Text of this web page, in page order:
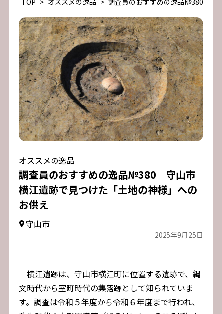
TOP > オススメの逸品 > 調査員のおすすめの逸品№380 守
オススメの逸品
調査員のおすすめの逸品№380 守山市
横江遺跡で見つけた「土地の神様」への
お供え
守山市
2025年9月25日
横江遺跡は、守山市横江町に位置する遺跡で、縄
文時代から室町時代の集落跡として知られていま
す。調査は令和５年度から令和６年度まで行われ、